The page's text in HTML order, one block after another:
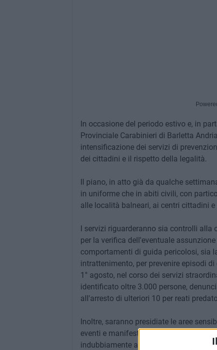
In occasione del periodo estivo e, in
Provinciale Carabinieri di Barletta
intensificazione dei servizi di
dei cittadini e il rispetto della legalità.
Il piano, in atto già da qualche
in uniforme che in abiti civili, con
alle località balneari, ai centri cittadini
I servizi riguarderanno sia controlli alla
per la verifica dell'eventuale
comportamenti di guida pericolosi, sia
intrattenimento, per prevenire episodi
1° agosto, nel corso dei servizi
identificato oltre 3.000 persone,
all'arresto di ulteriori 10 per reati
Inoltre, saranno presidiate le aree
eventi e manifestazioni (concerti, tour
indubbiamente attireranno un